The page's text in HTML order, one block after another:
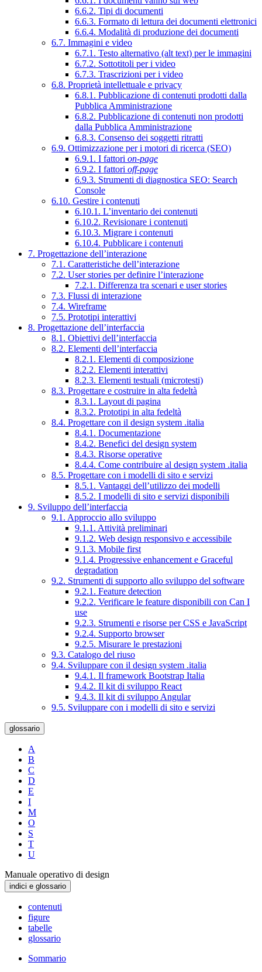
6.6.2. Tipi di documenti
6.6.3. Formato di lettura dei documenti elettronici
6.6.4. Modalità di produzione dei documenti
6.7. Immagini e video
6.7.1. Testo alternativo (alt text) per le immagini
6.7.2. Sottotitoli per i video
6.7.3. Trascrizioni per i video
6.8. Proprietà intellettuale e privacy
6.8.1. Pubblicazione di contenuti prodotti dalla
Pubblica Amministrazione
6.8.2. Pubblicazione di contenuti non prodotti
dalla Pubblica Amministrazione
6.8.3. Consenso dei soggetti ritratti
6.9. Ottimizzazione per i motori di ricerca (SEO)
6.9.1. I fattori on-page
6.9.2. I fattori off-page
6.9.3. Strumenti di diagnostica SEO: Search
Console
6.10. Gestire i contenuti
6.10.1. L’inventario dei contenuti
6.10.2. Revisionare i contenuti
6.10.3. Migrare i contenuti
6.10.4. Pubblicare i contenuti
7. Progettazione dell’interazione
7.1. Caratteristiche dell’interazione
7.2. User stories per definire l’interazione
7.2.1. Differenza tra scenari e user stories
7.3. Flussi di interazione
7.4. Wireframe
7.5. Prototipi interattivi
8. Progettazione dell’interfaccia
8.1. Obiettivi dell’interfaccia
8.2. Elementi dell’interfaccia
8.2.1. Elementi di composizione
8.2.2. Elementi interattivi
8.2.3. Elementi testuali (microtesti)
8.3. Progettare e costruire in alta fedeltà
8.3.1. Layout di pagina
8.3.2. Prototipi in alta fedeltà
8.4. Progettare con il design system .italia
8.4.1. Documentazione
8.4.2. Benefici del design system
8.4.3. Risorse operative
8.4.4. Come contribuire al design system .italia
8.5. Progettare con i modelli di sito e servizi
8.5.1. Vantaggi dell’utilizzo dei modelli
8.5.2. I modelli di sito e servizi disponibili
9. Sviluppo dell’interfaccia
9.1. Approccio allo sviluppo
9.1.1. Attività preliminari
9.1.2. Web design responsivo e accessibile
9.1.3. Mobile first
9.1.4. Progressive enhancement e Graceful
degradation
9.2. Strumenti di supporto allo sviluppo del software
9.2.1. Feature detection
9.2.2. Verificare le feature disponibili con Can I
use
9.2.3. Strumenti e risorse per CSS e JavaScript
9.2.4. Supporto browser
9.2.5. Misurare le prestazioni
9.3. Catalogo del riuso
9.4. Sviluppare con il design system .italia
9.4.1. Il framework Bootstrap Italia
9.4.2. Il kit di sviluppo React
9.4.3. Il kit di sviluppo Angular
9.5. Sviluppare con i modelli di sito e servizi
glossario
A
B
C
D
E
I
M
O
S
T
U
Manuale operativo di design
indici e glossario
contenuti
figure
tabelle
glossario
Sommario